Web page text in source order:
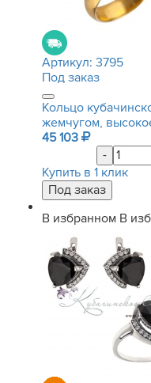
Артикул: 3795
Под заказ
Кольцо
жемчугом,
45 103
-
Купить в 1 клик
В избранном В